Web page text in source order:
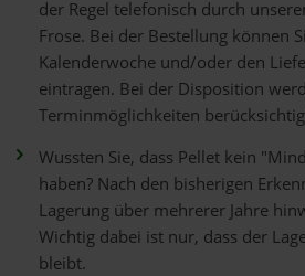
der Regel telefonisch durch
Frose. Bei der Bestellung können
Kalenderwoche und/oder den
eintragen. Bei der Disposition
Terminmöglichkeiten
Wussten Sie, dass Pellet kein
haben? Nach den bisherigen
Lagerung über mehrerer Jahre
Wichtig dabei ist nur, dass der
bleibt.